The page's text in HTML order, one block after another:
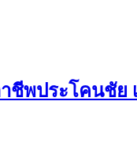
ชีพประโคนชัย